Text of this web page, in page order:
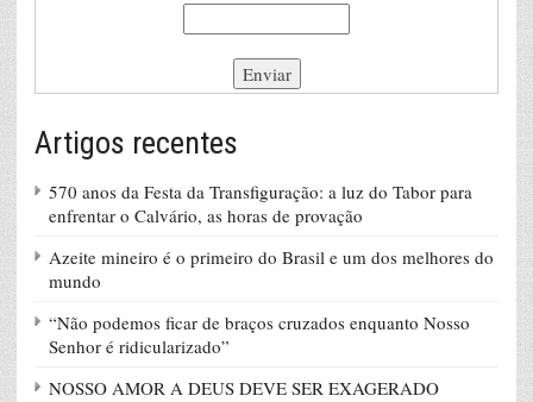
Artigos recentes
570 anos da Festa da Transfiguração: a luz do Tabor para
enfrentar o Calvário, as horas de provação
Azeite mineiro é o primeiro do Brasil e um dos melhores do
mundo
“Não podemos ficar de braços cruzados enquanto Nosso
Senhor é ridicularizado”
NOSSO AMOR A DEUS DEVE SER EXAGERADO